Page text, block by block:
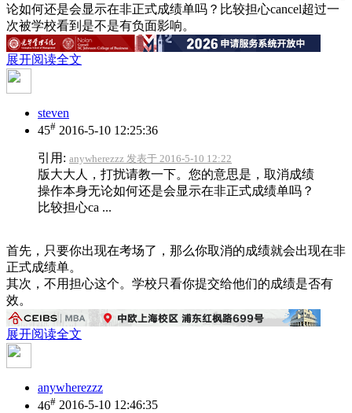
论如何还是会显示在非正式成绩单吗？比较担心cancel超过一
次被学校看到是不是有负面影响。
展开阅读全文
steven
45# 2016-5-10 12:25:36
引用: anywherezzz 发表于 2016-5-10 12:22
版大大人，打扰请教一下。您的意思是，取消成绩
操作本身无论如何还是会显示在非正式成绩单吗？
比较担心ca ...
首先，只要你出现在考场了，那么你取消的成绩就会出现在非
正式成绩单。
其次，不用担心这个。学校只看你提交给他们的成绩是否有
效。
展开阅读全文
anywherezzz
46# 2016-5-10 12:46:35